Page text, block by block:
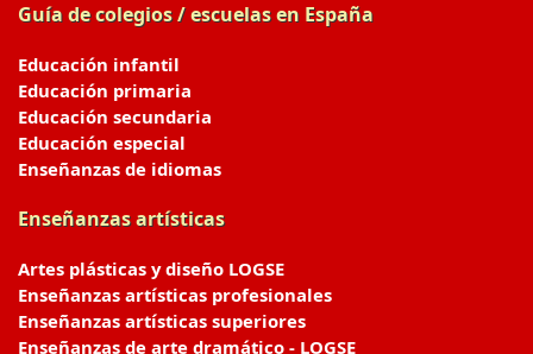
Guía de colegios / escuelas en España
Educación infantil
Educación primaria
Educación secundaria
Educación especial
Enseñanzas de idiomas
Enseñanzas artísticas
Artes plásticas y diseño LOGSE
Enseñanzas artísticas profesionales
Enseñanzas artísticas superiores
Enseñanzas de arte dramático - LOGSE